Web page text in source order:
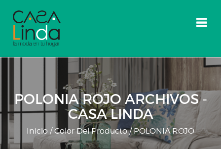
content
POLONIA ROJO ARCHIVOS -
CASA LINDA
Inicio / Color Del Producto / POLONIA ROJO